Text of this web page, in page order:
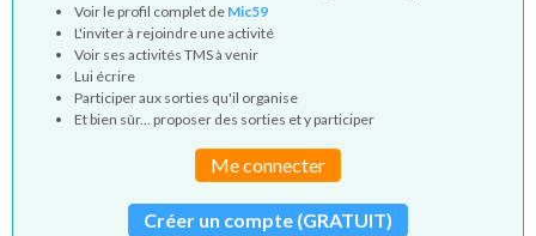
Voir le profil complet de Mic59
L'inviter à rejoindre une activité
Voir ses activités TMS à venir
Lui écrire
Participer aux sorties qu'il organise
Et bien sûr... proposer des sorties et y participer
Me connecter
Créer un compte (GRATUIT)